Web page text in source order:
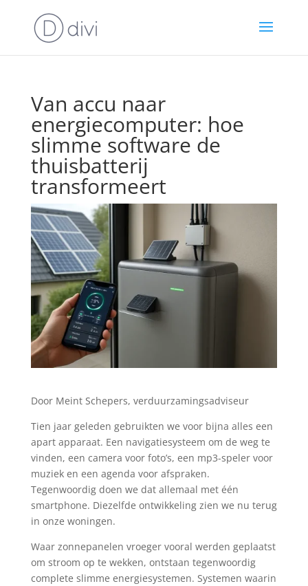
Van accu naar
energiecomputer: hoe
slimme software de
thuisbatterij
transformeert
Door Meint Schepers, verduurzamingsadviseur
Tien jaar geleden gebruikten we voor bijna alles een
apart apparaat. Een navigatiesysteem om de weg te
vinden, een camera voor foto’s, een mp3-speler voor
muziek en een agenda voor afspraken.
Tegenwoordig doen we dat allemaal met één
smartphone. Diezelfde ontwikkeling zien we nu terug
in onze woningen.
Waar zonnepanelen vroeger vooral werden geplaatst
om stroom op te wekken, ontstaan tegenwoordig
complete slimme energiesystemen. Systemen waarin